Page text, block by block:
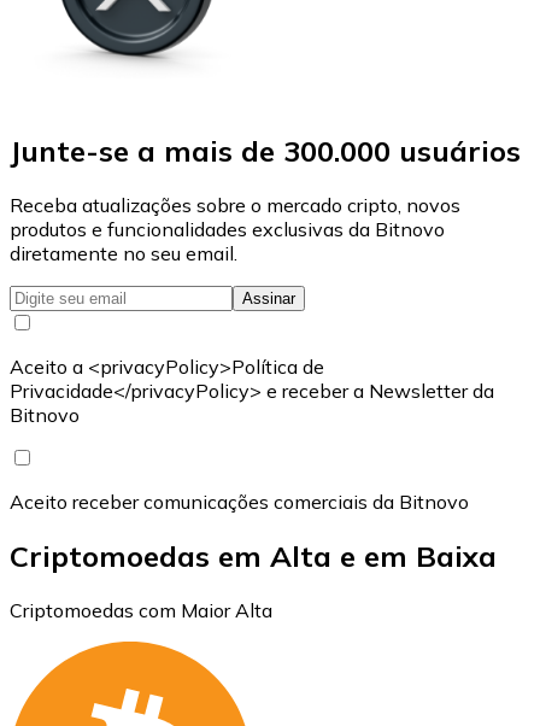
Junte-se a mais de 300.000 usuários
Receba atualizações sobre o mercado cripto, novos
produtos e funcionalidades exclusivas da Bitnovo
diretamente no seu email.
Assinar
Aceito a <privacyPolicy>Política de
Privacidade</privacyPolicy> e receber a Newsletter da
Bitnovo
Aceito receber comunicações comerciais da Bitnovo
Criptomoedas em Alta e em Baixa
Criptomoedas com Maior Alta